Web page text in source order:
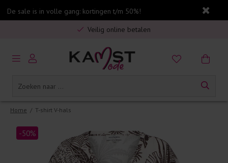
De sale is in volle gang: kortingen t/m 50%!
Gratis verzending in Nederland vanaf €75,-
Veilig online betalen
5% spaarbonus op jouw aankoop
Gratis verzending in Nederland vanaf €75,-
Home / T-shirt V-hals
-50%